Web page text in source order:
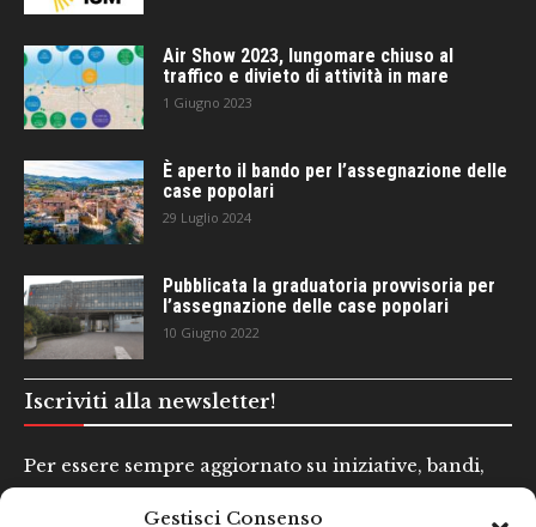
Gestisci Consenso
Air Show 2023, lungomare chiuso al
traffico e divieto di attività in mare
1 Giugno 2023
È aperto il bando per l’assegnazione delle
case popolari
29 Luglio 2024
Pubblicata la graduatoria provvisoria per
l’assegnazione delle case popolari
10 Giugno 2022
Iscriviti alla newsletter!
Per essere sempre aggiornato su iniziative, bandi,